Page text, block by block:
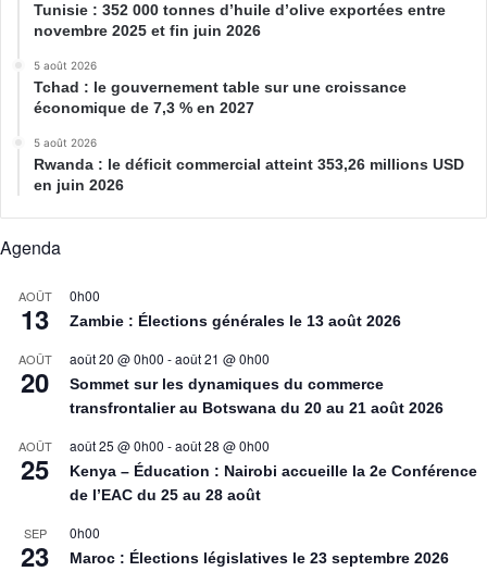
Tunisie : 352 000 tonnes d’huile d’olive exportées entre
novembre 2025 et fin juin 2026
5 août 2026
Tchad : le gouvernement table sur une croissance
économique de 7,3 % en 2027
5 août 2026
Rwanda : le déficit commercial atteint 353,26 millions USD
en juin 2026
Agenda
AOÛT
13
0h00
Zambie : Élections générales le 13 août 2026
AOÛT
20
août 20 @ 0h00 -août 21 @ 0h00
Sommet sur les dynamiques du commerce
transfrontalier au Botswana du 20 au 21 août 2026
AOÛT
25
août 25 @ 0h00 -août 28 @ 0h00
Kenya – Éducation : Nairobi accueille la 2e Conférence
de l’EAC du 25 au 28 août
SEP
23
0h00
Maroc : Élections législatives le 23 septembre 2026